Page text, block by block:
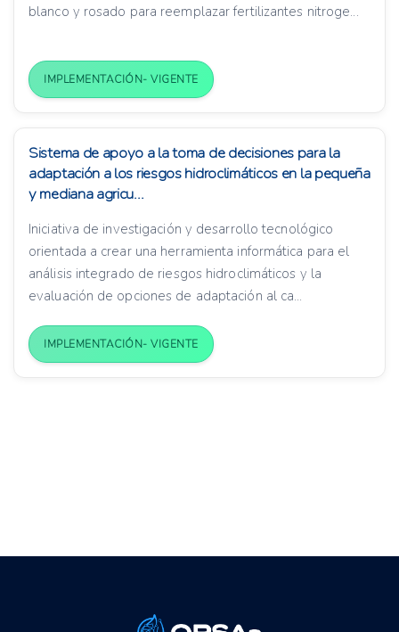
blanco y rosado para reemplazar fertilizantes nitroge...
IMPLEMENTACIÓN- VIGENTE
Sistema de apoyo a la toma de decisiones para la
adaptación a los riesgos hidroclimáticos en la pequeña
y mediana agricu...
Iniciativa de investigación y desarrollo tecnológico
orientada a crear una herramienta informática para el
análisis integrado de riesgos hidroclimáticos y la
evaluación de opciones de adaptación al ca...
IMPLEMENTACIÓN- VIGENTE